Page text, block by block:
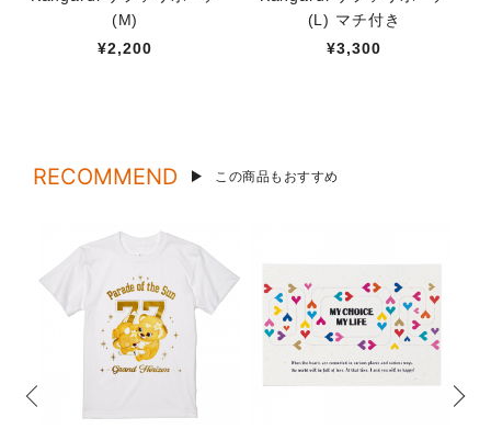
(M)
¥2,200
(L) マチ付き
¥3,300
RECOMMEND この商品もおすすめ